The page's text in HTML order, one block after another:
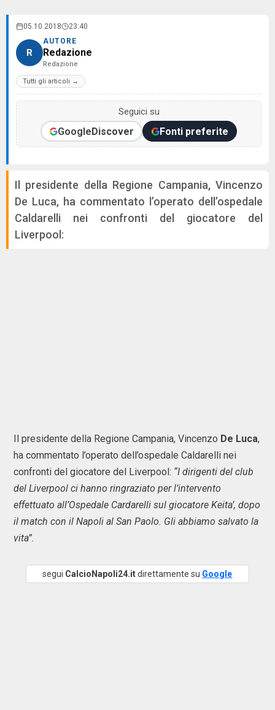
05.10.2018 23:40
R
AUTORE
Redazione
Redazione
Tutti gli articoli →
Seguici su
GoogleDiscover Fonti preferite
Il presidente della Regione Campania, Vincenzo
De Luca, ha commentato l’operato dell’ospedale
Caldarelli nei confronti del giocatore del
Liverpool:
Il presidente della Regione Campania, Vincenzo De Luca,
ha commentato l’operato dell’ospedale Caldarelli nei
confronti del giocatore del Liverpool: “I dirigenti del club
del Liverpool ci hanno ringraziato per l’intervento
effettuato all’Ospedale Cardarelli sul giocatore Keita’, dopo
il match con il Napoli al San Paolo. Gli abbiamo salvato la
vita”.
segui CalcioNapoli24.itdirettamente su Google